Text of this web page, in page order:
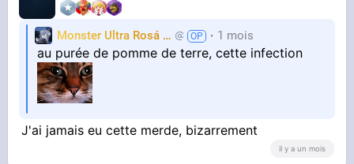
Monster Ultra Rosá
❤️ KheyFinito1 mois
au purée de pomme de terre, cette infection
J'ai jamais eu cette merde, bizarrement
il y a un mois